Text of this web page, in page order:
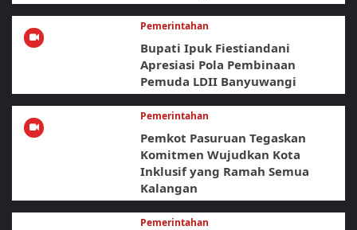
Pemerintahan
Bupati Ipuk Fiestiandani
Apresiasi Pola Pembinaan
Pemuda LDII Banyuwangi
Pemerintahan
Pemkot Pasuruan Tegaskan
Komitmen Wujudkan Kota
Inklusif yang Ramah Semua
Kalangan
Pemerintahan